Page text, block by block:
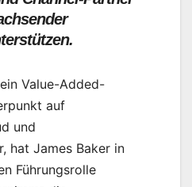
Value-Added-
auf
und
hat James Baker in
Führungsrolle